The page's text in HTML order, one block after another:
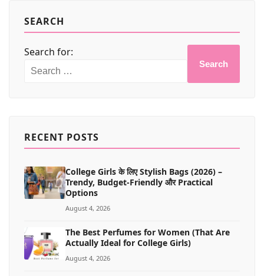
SEARCH
Search for:
Search
RECENT POSTS
College Girls के लिए Stylish Bags (2026) –
Trendy, Budget-Friendly और Practical
Options
August 4, 2026
The Best Perfumes for Women (That Are
Actually Ideal for College Girls)
August 4, 2026